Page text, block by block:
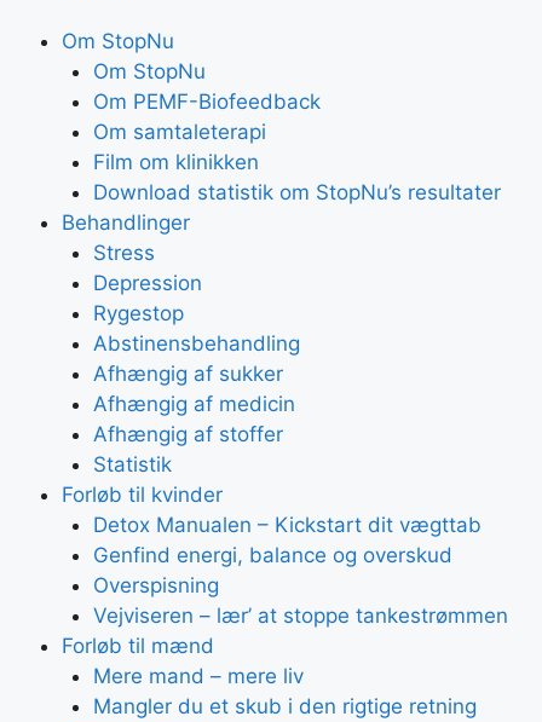
Om StopNu
Om StopNu
Om PEMF-Biofeedback
Om samtaleterapi
Film om klinikken
Download statistik om StopNu’s resultater
Behandlinger
Stress
Depression
Rygestop
Abstinensbehandling
Afhængig af sukker
Afhængig af medicin
Afhængig af stoffer
Statistik
Forløb til kvinder
Detox Manualen – Kickstart dit vægttab
Genfind energi, balance og overskud
Overspisning
Vejviseren – lær’ at stoppe tankestrømmen
Forløb til mænd
Mere mand – mere liv
Mangler du et skub i den rigtige retning